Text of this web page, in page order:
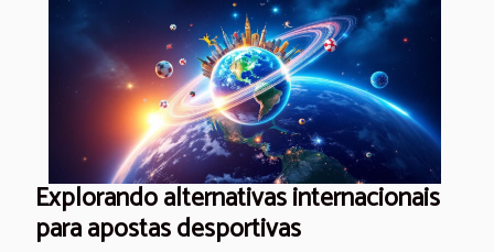
Explorando alternativas internacionais
para apostas desportivas